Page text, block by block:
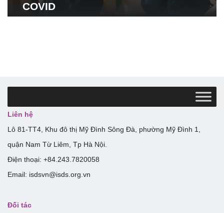
COVID
Liên hệ
Lô 81-TT4, Khu đô thị Mỹ Đình Sông Đà, phường Mỹ Đình 1,
quận Nam Từ Liêm, Tp Hà Nội.
Điện thoại: +84.243.7820058
Email: isdsvn@isds.org.vn
Đối tác